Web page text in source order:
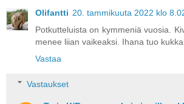
Olifantti 20. tammikuuta 2022 klo
Potkutteluista on kymmeniä vuosia.
menee liian vaikeaksi. Ihana tuo
Vastaa
Vastaukset